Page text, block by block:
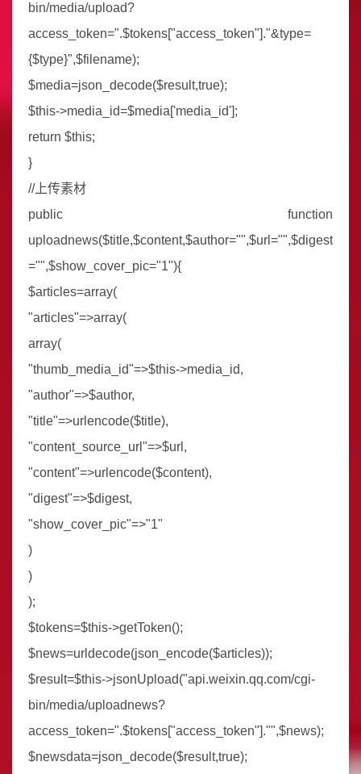
bin/media/upload?
access_token=".$tokens["access_token"]."&type=
{$type}",$filename);
$media=json_decode($result,true);
$this->media_id=$media['media_id'];
return $this;
}
//上传素材
public function
uploadnews($title,$content,$author="",$url="",$digest
="",$show_cover_pic="1"){
$articles=array(
"articles"=>array(
array(
"thumb_media_id"=>$this->media_id,
"author"=>$author,
"title"=>urlencode($title),
"content_source_url"=>$url,
"content"=>urlencode($content),
"digest"=>$digest,
"show_cover_pic"=>"1"
)
)
);
$tokens=$this->getToken();
$news=urldecode(json_encode($articles));
$result=$this->jsonUpload("api.weixin.qq.com/cgi-
bin/media/uploadnews?
access_token=".$tokens["access_token"]."",$news);
$newsdata=json_decode($result,true);